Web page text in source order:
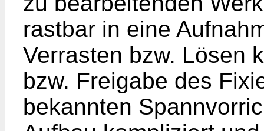
rastbar in eine
Verrasten bzw. Lösen
bzw. Freigabe des
bekannten